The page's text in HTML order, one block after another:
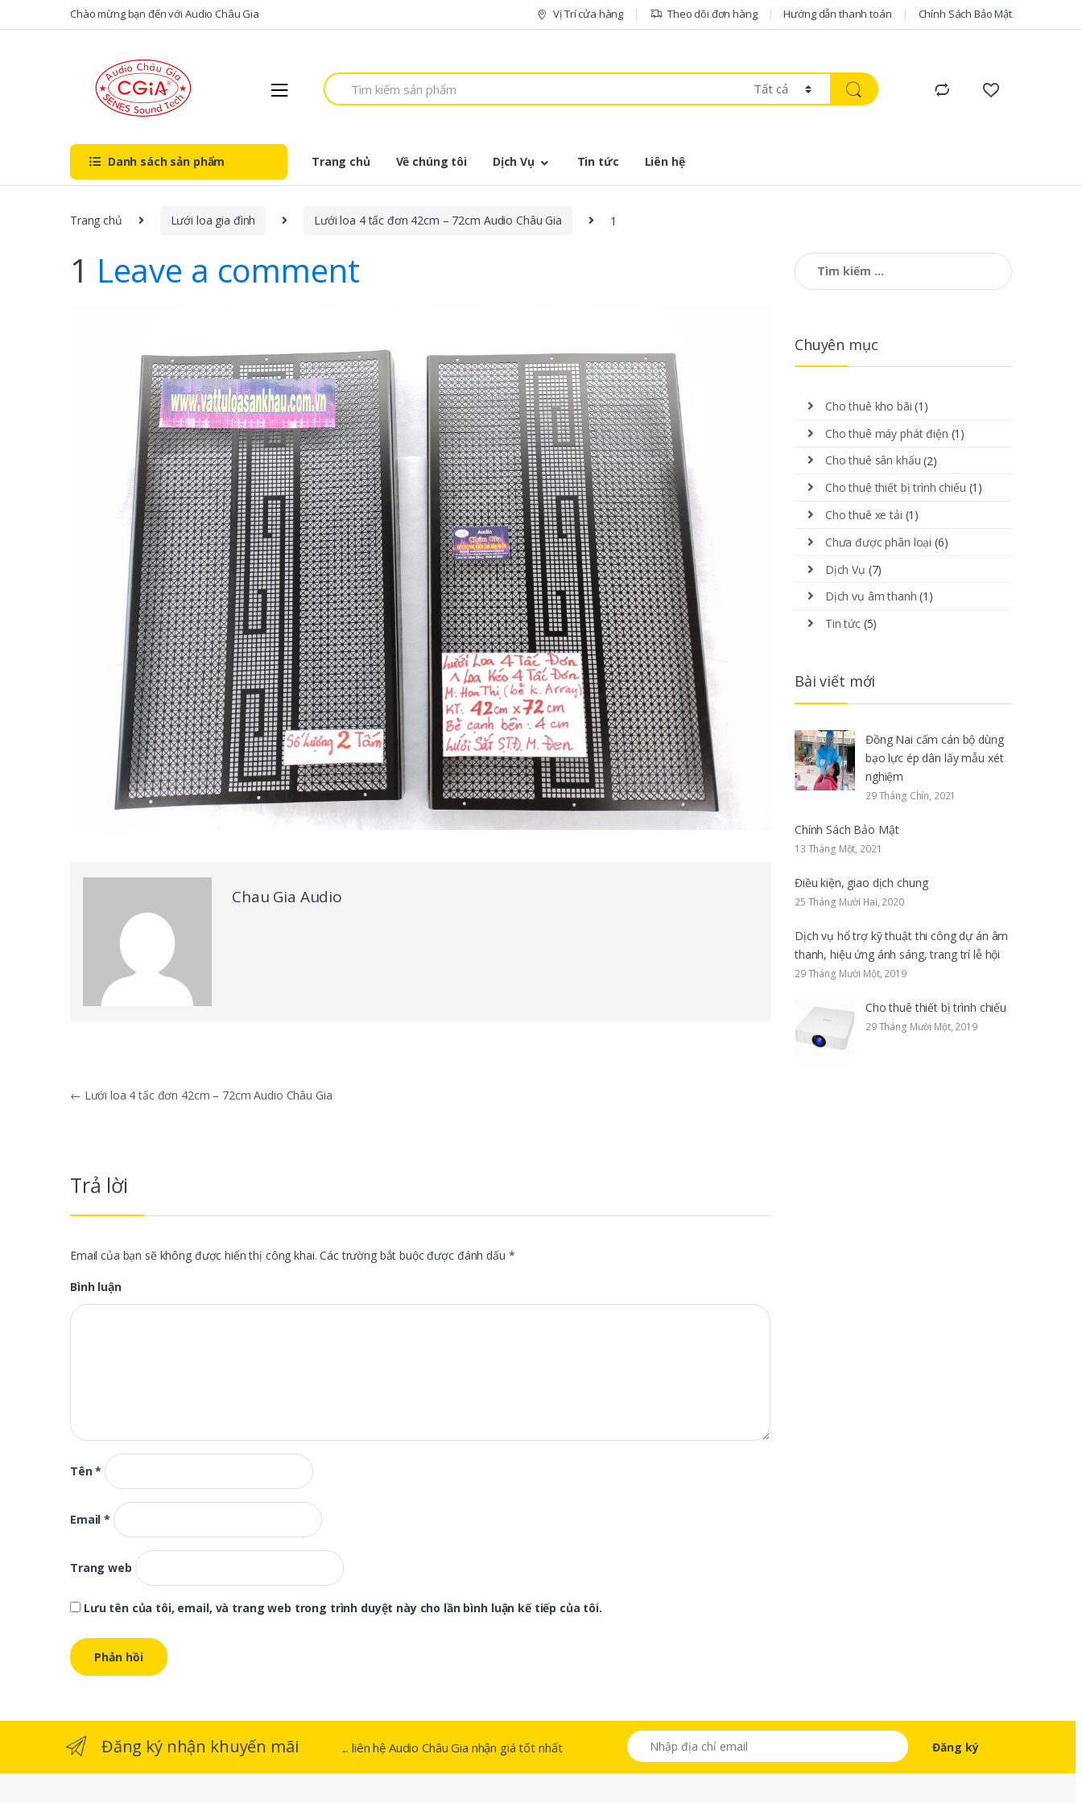
Skip to navigation
Skip to contentChào mừng bạn đến với Audio Châu Gia Vị Trí cửa hàng Theo dõi đơn hàng Hướng dẫn thanh toán Chính Sách Bảo Mật
S
e
f
Danh sách sản phẩm Trang chủ Về chúng tôi Dịch Vụ Tin tức Liên hệ
Trang chủ Lưới loa gia đình Lưới loa 4 tấc đơn 42cm – 72cm Audio Châu Gia 1
1 Leave a comment
Chau Gia Audio
Điều hướng bài viết
← Lưới loa 4 tấc đơn 42cm – 72cm Audio Châu Gia
Trả lời
Email của bạn sẽ không được hiển thị công khai. Các trường bắt buộc được đánh dấu *
Bình luận
Tên*
Email*
Trang web
Lưu tên của tôi, email, và trang web trong trình duyệt này cho lần bình luận kế tiếp của tôi.
Tìm kiếm cho:
Chuyên mục
Cho thuê kho bãi (1)
Cho thuê máy phát điện (1)
Cho thuê sân khấu (2)
Cho thuê thiết bị trình chiếu (1)
Cho thuê xe tải (1)
Chưa được phân loại (6)
Dịch Vụ (7)
Dịch vụ âm thanh (1)
Tin tức(5)
Bài viết mới
Đồng Nai cấm cán bộ dùng
bạo lực ép dân lấy mẫu xét
nghiệm
29 Tháng Chín, 2021
Chính Sách Bảo Mật
13 Tháng Một, 2021
Điều kiện, giao dịch chung
25 Tháng Mười Hai, 2020
Dịch vụ hổ trợ kỹ thuật thi công dự án âm
thanh, hiệu ứng ánh sáng, trang trí lễ hội
29 Tháng Mười Một, 2019
Cho thuê thiết bị trình chiếu
29 Tháng Mười Một, 2019
Đăng ký nhận khuyến mãi ... liên hệ Audio Châu Gia nhận giá tốt nhất